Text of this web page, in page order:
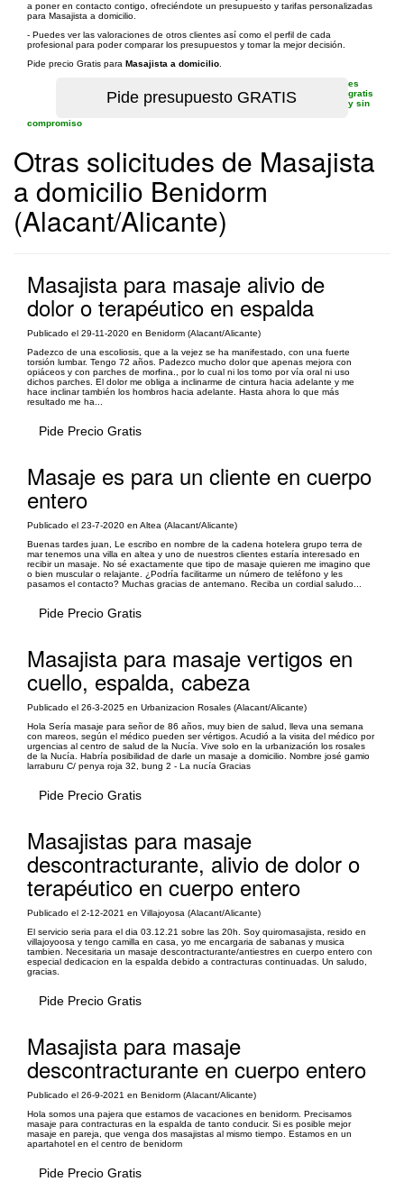
a poner en contacto contigo, ofreciéndote un presupuesto y tarifas personalizadas
para Masajista a domicilio.
- Puedes ver las valoraciones de otros clientes así como el perfil de cada
profesional para poder comparar los presupuestos y tomar la mejor decisión.
Pide precio Gratis para Masajista a domicilio
es
gratis
y sin
compromiso
Otras solicitudes de Masajista
a domicilio Benidorm
(Alacant/Alicante)
Masajista para masaje alivio de
dolor o terapéutico en espalda
Publicado el 29-11-2020 en Benidorm (Alacant/Alicante)
Padezco de una escoliosis, que a la vejez se ha manifestado, con una fuerte
torsión lumbar. Tengo 72 años. Padezco mucho dolor que apenas mejora con
opiáceos y con parches de morfina., por lo cual ni los tomo por vía oral ni uso
dichos parches. El dolor me obliga a inclinarme de cintura hacia adelante y me
hace inclinar también los hombros hacia adelante. Hasta ahora lo que más
resultado me ha...
Pide Precio Gratis
Masaje es para un cliente en cuerpo
entero
Publicado el 23-7-2020 en Altea (Alacant/Alicante)
Buenas tardes juan, Le escribo en nombre de la cadena hotelera grupo terra de
mar tenemos una villa en altea y uno de nuestros clientes estaría interesado en
recibir un masaje. No sé exactamente que tipo de masaje quieren me imagino que
o bien muscular o relajante. ¿Podría facilitarme un número de teléfono y les
pasamos el contacto? Muchas gracias de antemano. Reciba un cordial saludo...
Pide Precio Gratis
Masajista para masaje vertigos en
cuello, espalda, cabeza
Publicado el 26-3-2025 en Urbanizacion Rosales (Alacant/Alicante)
Hola Sería masaje para señor de 86 años, muy bien de salud, lleva una semana
con mareos, según el médico pueden ser vértigos. Acudió a la visita del médico por
urgencias al centro de salud de la Nucía. Vive solo en la urbanización los rosales
de la Nucía. Habría posibilidad de darle un masaje a domicilio. Nombre josé gamio
larraburu C/ penya roja 32, bung 2 - La nucía Gracias
Pide Precio Gratis
Masajistas para masaje
descontracturante, alivio de dolor o
terapéutico en cuerpo entero
Publicado el 2-12-2021 en Villajoyosa (Alacant/Alicante)
El servicio seria para el dia 03.12.21 sobre las 20h. Soy quiromasajista, resido en
villajoyoosa y tengo camilla en casa, yo me encargaria de sabanas y musica
tambien. Necesitaria un masaje descontracturante/antiestres en cuerpo entero con
especial dedicacion en la espalda debido a contracturas continuadas. Un saludo,
gracias.
Pide Precio Gratis
Masajista para masaje
descontracturante en cuerpo entero
Publicado el 26-9-2021 en Benidorm (Alacant/Alicante)
Hola somos una pajera que estamos de vacaciones en benidorm. Precisamos
masaje para contracturas en la espalda de tanto conducir. Si es posible mejor
masaje en pareja, que venga dos masajistas al mismo tiempo. Estamos en un
apartahotel en el centro de benidorm
Pide Precio Gratis